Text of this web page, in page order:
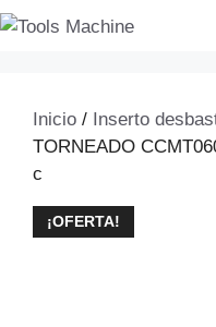
Saltar
Inicio / Inserto
TORNEADO
c
¡OFERTA!